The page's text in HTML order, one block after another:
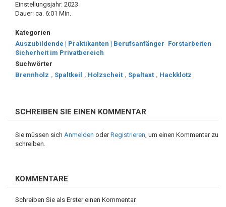
Einstellungsjahr: 2023
Dauer: ca. 6:01 Min.
Kategorien
Auszubildende | Praktikanten | Berufsanfänger Forstarbeiten
Sicherheit im Privatbereich
Suchwörter
Brennholz , Spaltkeil , Holzscheit , Spaltaxt , Hackklotz
SCHREIBEN SIE EINEN KOMMENTAR
Sie müssen sich Anmelden oderRegistrieren, um einen Kommentar zu
schreiben.
KOMMENTARE
Schreiben Sie als Erster einen Kommentar